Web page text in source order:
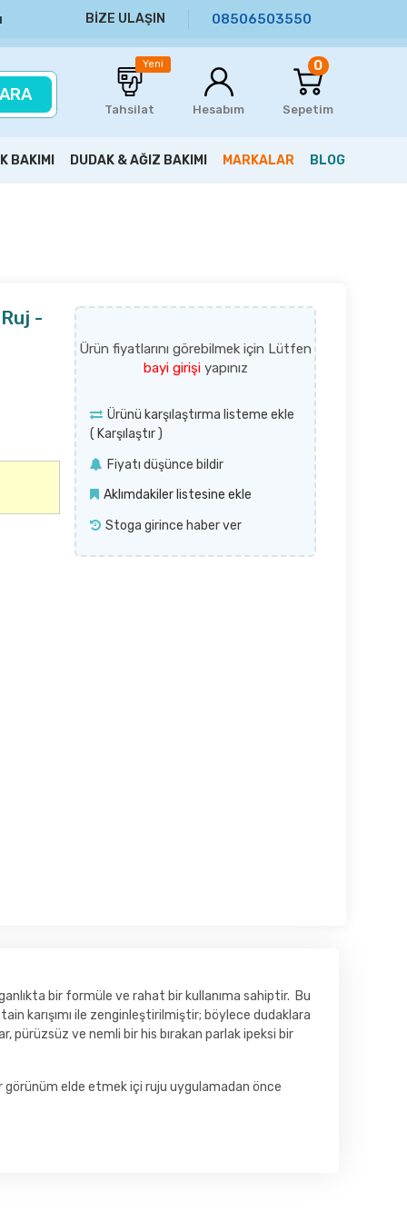
BİZE ULAŞIN 08506503550
ARA
Yeni
Tahsilat Hesabım Sepetim
0
BAKIMI DUDAK & AĞIZ BAKIMI MARKALAR BLOG
-
Ürün fiyatlarını görebilmek için Lütfen
bayi girişi yapınız
Ürünü karşılaştırma listeme ekle
( Karşılaştır )
Fiyatı düşünce bildir
Aklımdakiler listesine ekle
Stoga girince haber ver
bir formüle ve rahat bir kullanıma sahiptir. Bu
karışımı ile zenginleştirilmiştir; böylece dudaklara
pürüzsüz ve nemli bir his bırakan parlak ipeksi bir
görünüm elde etmek içi ruju uygulamadan önce